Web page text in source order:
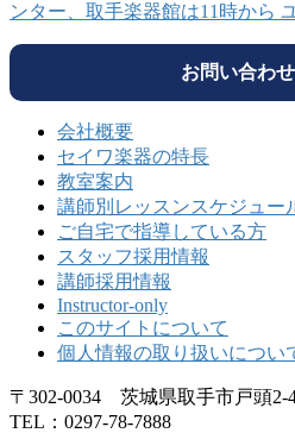
ンター、取手楽器館は11時から
お問い合わせ
会社概要
セイワ楽器の特長
教室案内
講師別レッスンスケジュー
ご自宅で指導している方
スタッフ採用情報
講師採用情報
Instructor-only
このサイトについて
個人情報の取り扱いについ
〒302-0034 茨城県取手市戸頭
TEL：0297-78-7888